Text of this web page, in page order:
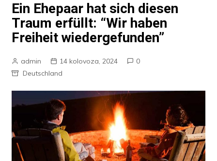
Ein Ehepaar hat sich diesen
Traum erfüllt: “Wir haben
Freiheit wiedergefunden”
admin 14 kolovoza, 2024
0
Deutschland